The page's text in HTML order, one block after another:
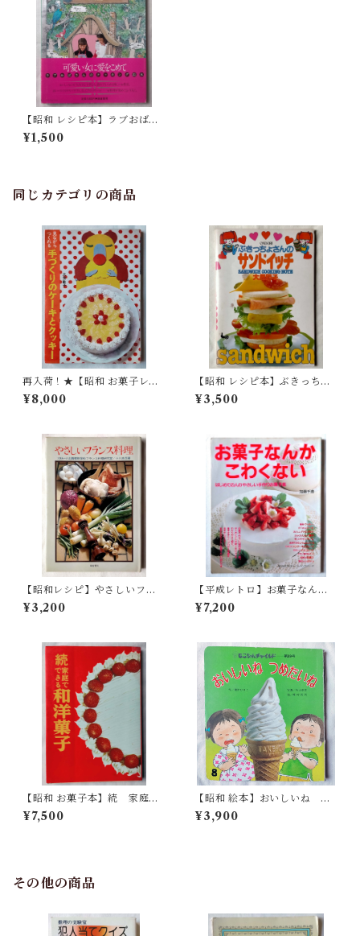
【昭和 レシピ本】ラブおばさ
んの子供料理教室（昭和57
年） 城戸崎 愛
¥1,500
同じカテゴリの商品
再入荷！★【昭和 お菓子レシ
ピ本】見ながらつくれる手づ
くりのケーキとクッキー（昭
¥8,000
【昭和 レシピ本】ぶきっちょ
さんのサンドイッチ（昭和57
年）ONDORI
¥3,500
【昭和レシピ】やさしいフラ
ンス料理 小川忠彦（昭和49
年）
¥3,200
【平成レトロ】お菓子なんか
こわくないー はじめての人の
やさしい手作りお菓子集 (婦人
¥7,200
【昭和 お菓子本】続 家庭で
できる和洋菓子
¥7,500
【昭和 絵本】おいしいね つ
めたいね もこちゃんチャイ
ルド
¥3,900
その他の商品